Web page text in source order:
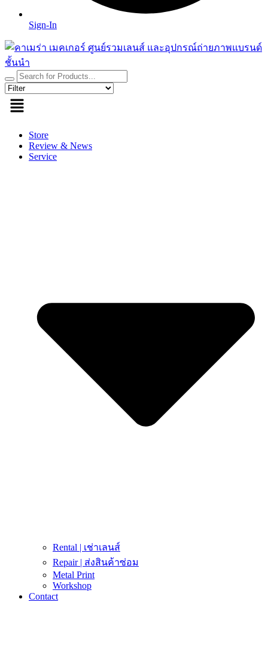
Sign-In
Store
Review & News
Service
Rental | เช่าเลนส์
Repair | ส่งสินค้าซ่อม
Metal Print
Workshop
Contact